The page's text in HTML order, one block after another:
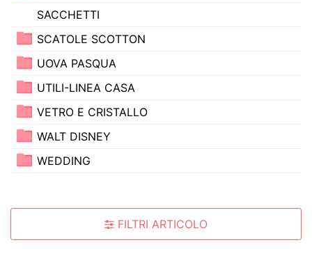
SACCHETTI
SCATOLE SCOTTON
UOVA PASQUA
UTILI-LINEA CASA
VETRO E CRISTALLO
WALT DISNEY
WEDDING
FILTRI ARTICOLO